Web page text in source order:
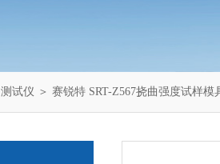
测试仪 ＞ 赛锐特 SRT-Z567挠曲强度试样模